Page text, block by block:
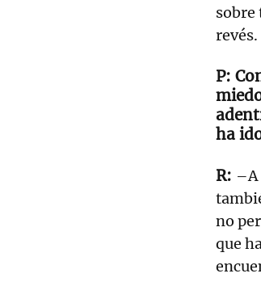
sobre
revés.
ha
–A
no
que